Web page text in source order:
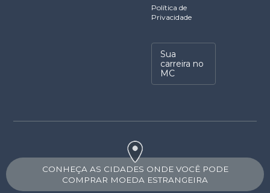
Política de
Privacidade
Sua
carreira no
MC
CONHEÇA AS CIDADES ONDE VOCÊ PODE
COMPRAR MOEDA ESTRANGEIRA